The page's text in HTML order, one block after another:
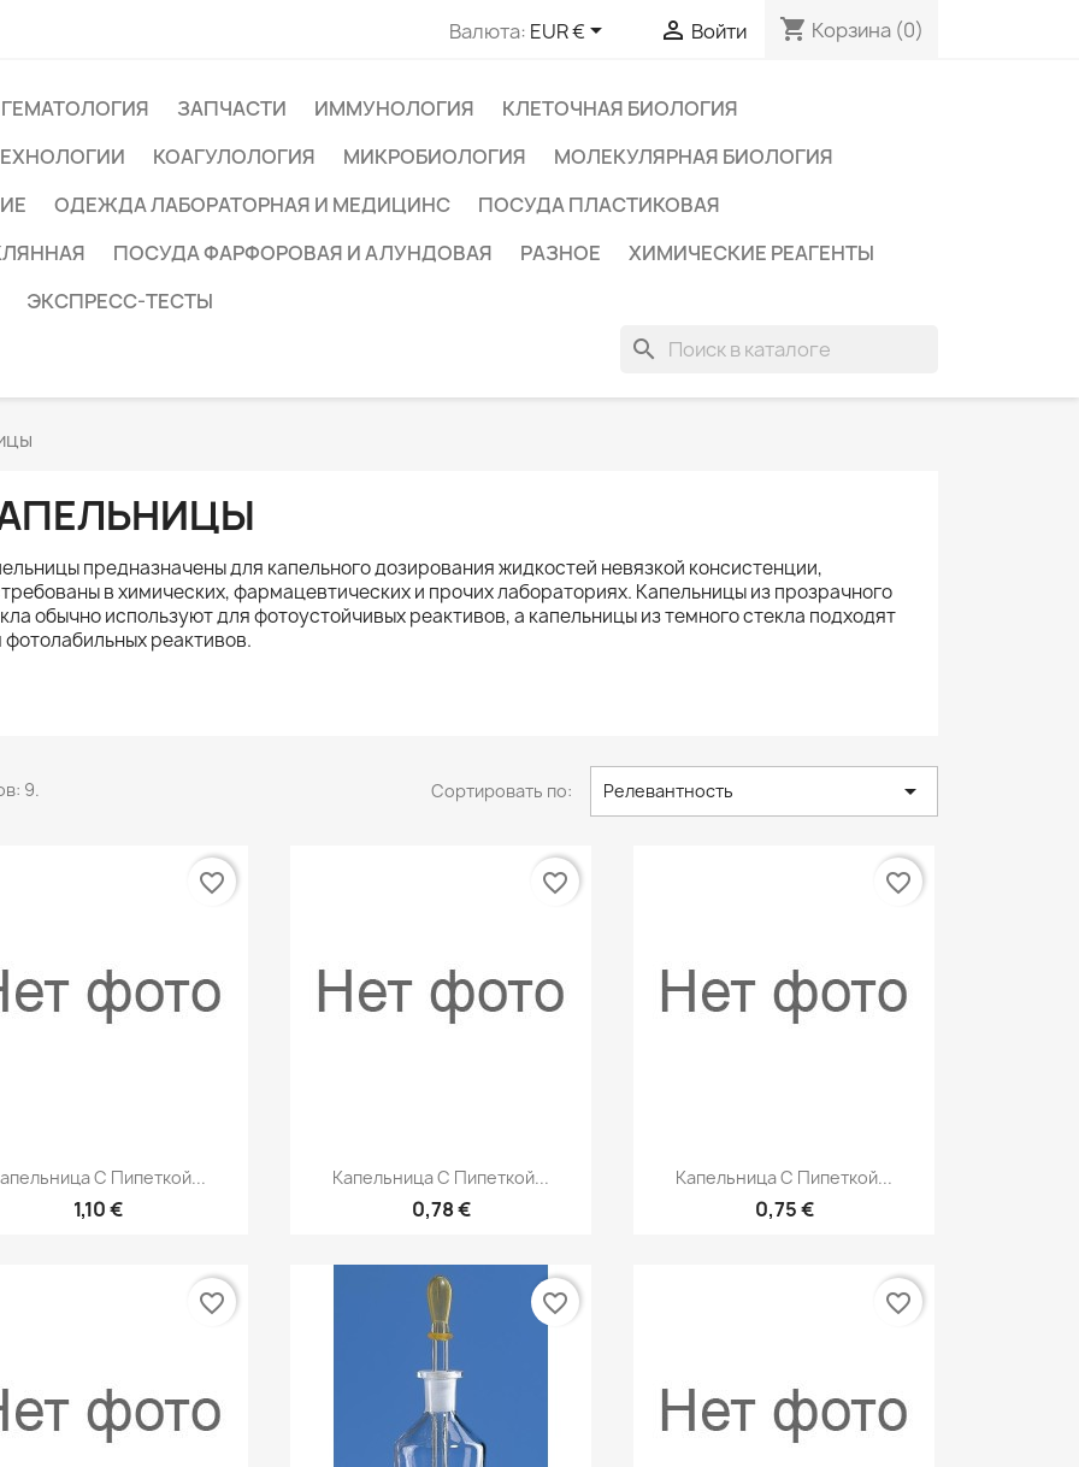
Валюта: EUR €  Войти shopping_cart Корзина (0)
ГЕМАТОЛОГИЯ ЗАПЧАСТИ ИММУНОЛОГИЯ
КЛЕТОЧНАЯ БИОЛОГИЯ
КОАГУЛОЛОГИЯ МИКРОБИОЛОГИЯ
МОЛЕКУЛЯРНАЯ БИОЛОГИЯ
ОДЕЖДА ЛАБОРАТОРНАЯ И МЕДИЦИНС
ПОСУДА ПЛАСТИКОВАЯ
ПОСУДА ФАРФОРОВАЯ И АЛУНДОВАЯ РАЗНОЕ
ХИМИЧЕСКИЕ РЕАГЕНТЫ
ЭКСПРЕСС-ТЕСТЫ
search
предназначены для капельного дозирования жидкостей невязкой консистенции,
в химических, фармацевтических и прочих лабораториях. Капельницы из прозрачного
обычно используют для фотоустойчивых реактивов, а капельницы из темного стекла подходят
фотолабильных реактивов.
9. Сортировать по: Релевантность 
Быстрый просмотр
С Пипеткой...
1,10 €
favorite_border
Быстрый просмотр
Капельница С Пипеткой...
0,78 €
favorite_border
Быстрый просмотр
Капельница С Пипеткой...
0,75 €
favorite_border
favorite_border favorite_border favorite_border